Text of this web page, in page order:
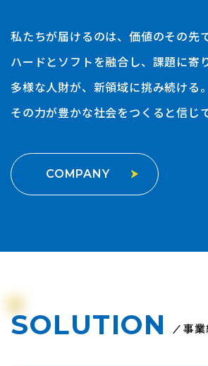
私たちが届けるのは、価値のその先で
ハードとソフトを融合し、課題に寄
多様な人財が、新領域に挑み続ける。
その力が豊かな社会をつくると信じ
COMPANY
SOLUTION 事